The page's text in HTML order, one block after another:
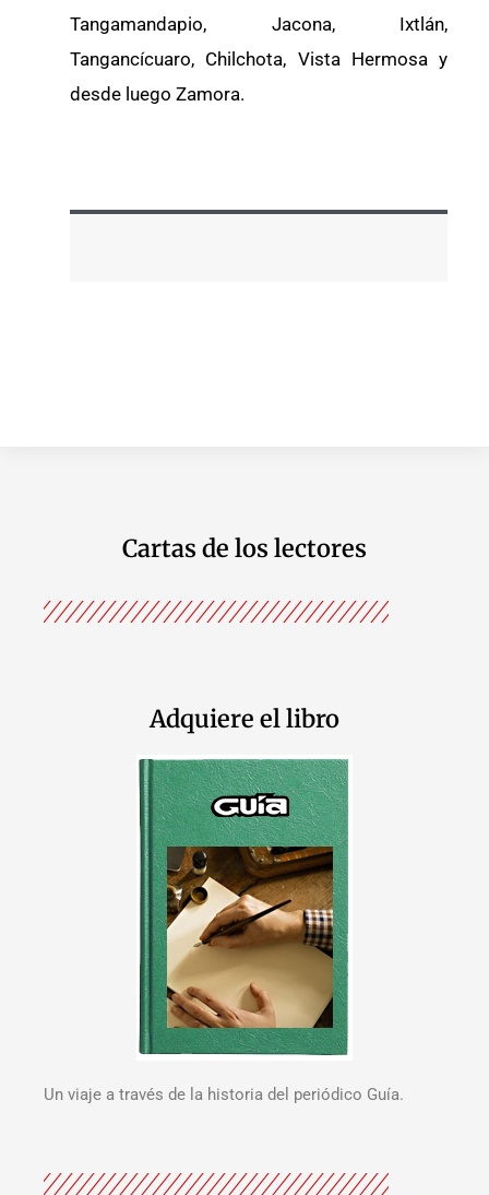
Tangamandapio, Jacona, Ixtlán,
Tangancícuaro, Chilchota, Vista Hermosa y
desde luego Zamora.
Cartas de los lectores
Adquiere el libro
Un viaje a través de la historia del periódico Guía.